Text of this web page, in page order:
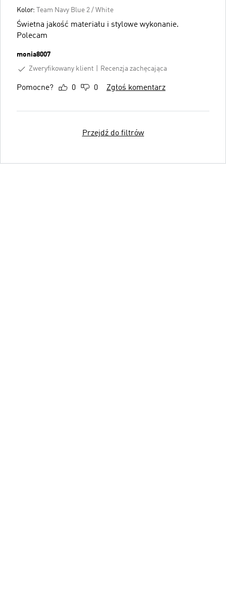
Kolor: Team Navy Blue 2 / White
Świetna jakość materiału i stylowe wykonanie.
Polecam
monia8007
Zweryfikowany klient
Recenzja zachęcająca
Pomocne? 0 0 Zgłoś komentarz
Przejdź do filtrów